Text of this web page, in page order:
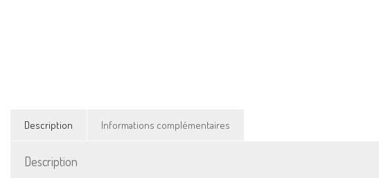
Description Informations complémentaires
Description